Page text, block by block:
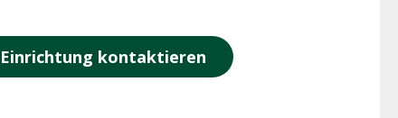
Einrichtung kontaktieren